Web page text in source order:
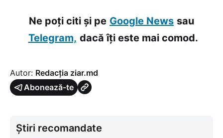
Ne poți citi și pe Google News sau
Telegram, dacă îți este mai comod.
Autor: Redacția ziar.md
Abonează-te
Știri recomandate